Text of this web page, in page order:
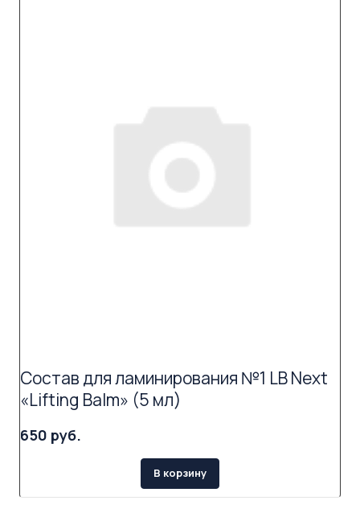
Состав для ламинирования №1 LB Next
«Lifting Balm» (5 мл)
650 руб.
В корзину